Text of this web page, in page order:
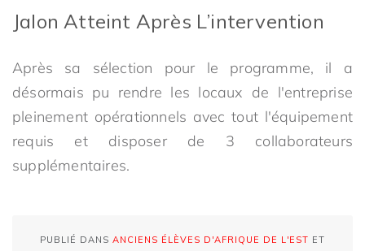
Jalon Atteint Après L’intervention
Après sa sélection pour le programme, il a
désormais pu rendre les locaux de l'entreprise
pleinement opérationnels avec tout l'équipement
requis et disposer de 3 collaborateurs
supplémentaires.
PUBLIÉ DANS ANCIENS ÉLÈVES D'AFRIQUE DE L'EST ET